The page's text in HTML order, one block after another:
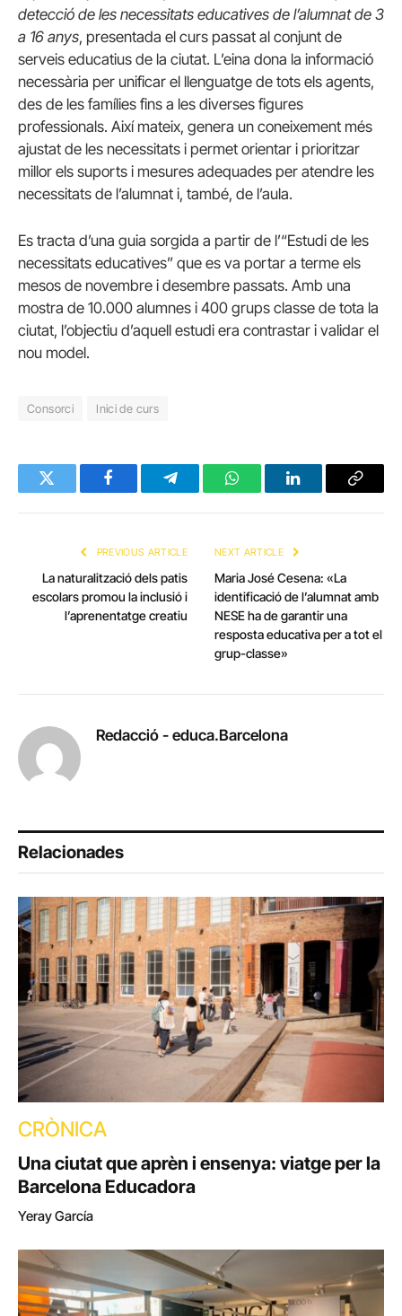
detecció de les necessitats educatives de l’alumnat de 3
a 16 anys, presentada el curs passat al conjunt de
serveis educatius de la ciutat. L’eina dona la informació
necessària per unificar el llenguatge de tots els agents,
des de les famílies fins a les diverses figures
professionals. Així mateix, genera un coneixement més
ajustat de les necessitats i permet orientar i prioritzar
millor els suports i mesures adequades per atendre les
necessitats de l’alumnat i, també, de l’aula.
Es tracta d’una guia sorgida a partir de l’“Estudi de les
necessitats educatives” que es va portar a terme els
mesos de novembre i desembre passats. Amb una
mostra de 10.000 alumnes i 400 grups classe de tota la
ciutat, l’objectiu d’aquell estudi era contrastar i validar el
nou model.
Consorci Inici de curs
Twitter FacebookTelegramWhatsAppLinkedInCopy
PREVIOUS ARTICLE
La naturalització dels patis
escolars promou la inclusió i
l’aprenentatge creatiu
NEXT ARTICLE
Maria José Cesena: «La
identificació de l’alumnat amb
NESE ha de garantir una
resposta educativa per a tot el
grup-classe»
Redacció - educa.Barcelona
Relacionades
CRÒNICA
Una ciutat que aprèn i ensenya: viatge per la
Barcelona Educadora
Yeray García